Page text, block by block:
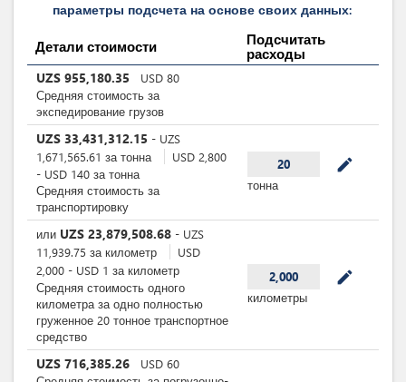
параметры подсчета на основе своих данных:
Детали стоимости
Подсчитать
расходы
UZS 955,180.35 USD 80
Средняя стоимость за
экспедирование грузов
UZS 33,431,312.15 - UZS
1,671,565.61 за тонна USD 2,800
- USD 140 за тонна
Средняя стоимость за
транспортировку
20 mode_edit
тонна
или UZS 23,879,508.68 - UZS
11,939.75 за километр
USD
2,000 - USD 1 за километр
Средняя стоимость одного
километра за одно полностью
груженное 20 тонное транспортное
средство
2,000 mode_edit
километры
UZS 716,385.26 USD 60